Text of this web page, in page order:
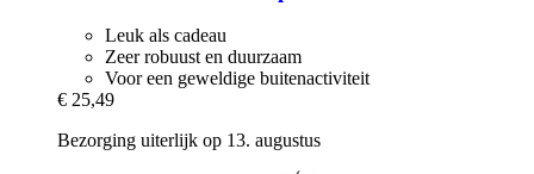
Leuk als cadeau
Zeer robuust en duurzaam
Voor een geweldige buitenactiviteit
€ 25,49
Bezorging uiterlijk op 13. augustus